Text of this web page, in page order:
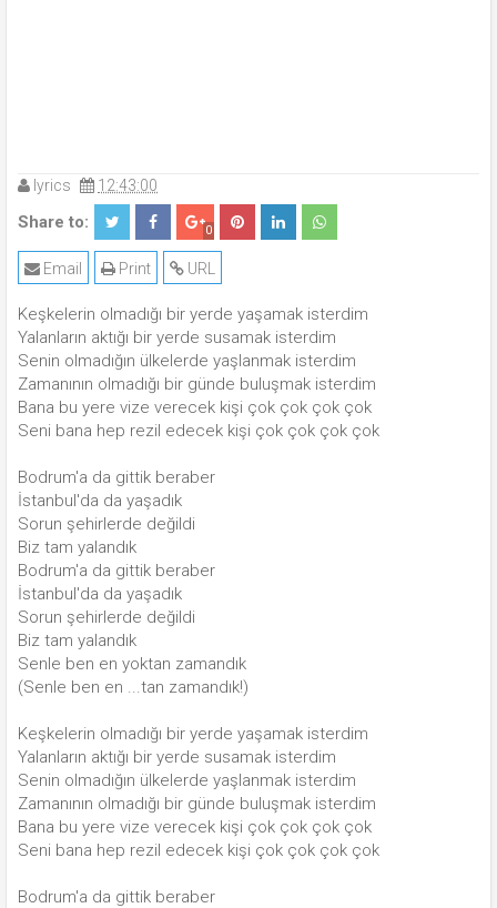
lyrics 12:43:00
Share to: 0
URL
Print
Email
Keşkelerin olmadığı bir yerde yaşamak isterdim
Yalanların aktığı bir yerde susamak isterdim
Senin olmadığın ülkelerde yaşlanmak isterdim
Zamanının olmadığı bir günde buluşmak isterdim
Bana bu yere vize verecek kişi çok çok çok çok
Seni bana hep rezil edecek kişi çok çok çok çok
Bodrum'a da gittik beraber
İstanbul'da da yaşadık
Sorun şehirlerde değildi
Biz tam yalandık
Bodrum'a da gittik beraber
İstanbul'da da yaşadık
Sorun şehirlerde değildi
Biz tam yalandık
Senle ben en yoktan zamandık
(Senle ben en ...tan zamandık!)
Keşkelerin olmadığı bir yerde yaşamak isterdim
Yalanların aktığı bir yerde susamak isterdim
Senin olmadığın ülkelerde yaşlanmak isterdim
Zamanının olmadığı bir günde buluşmak isterdim
Bana bu yere vize verecek kişi çok çok çok çok
Seni bana hep rezil edecek kişi çok çok çok çok
Bodrum'a da gittik beraber